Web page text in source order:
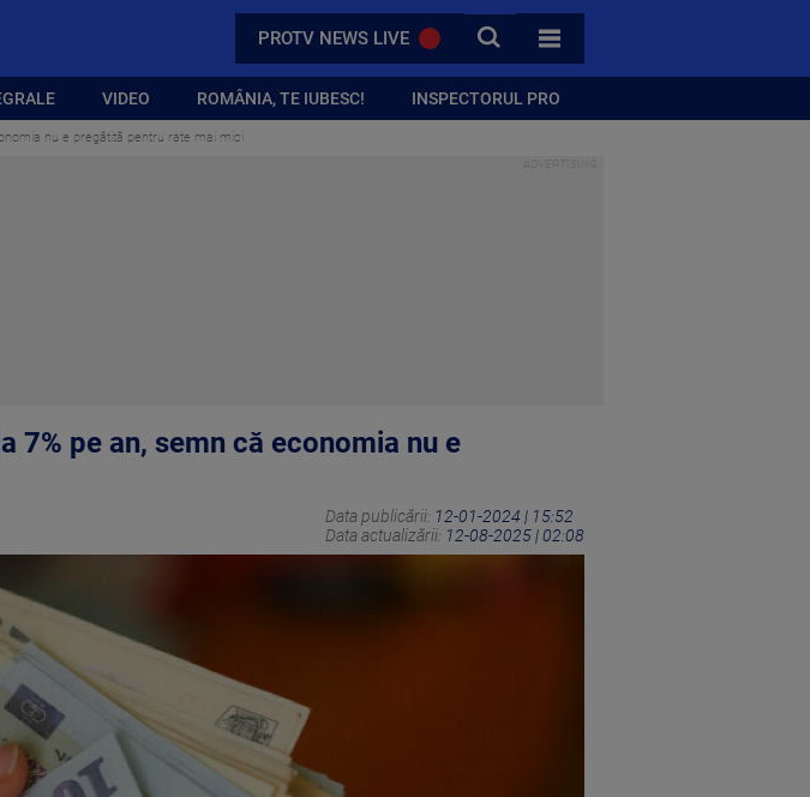
PROTV NEWS LIVE CAUTA
TOATE CATEGORIILE
VIDEO ROMÂNIA, TE IUBESC! INSPECTORUL PRO
nu e pregătită pentru rate mai mici
7% pe an, semn că economia nu e
Data publicării: 12-01-2024 | 15:52
Data actualizării: 12-08-2025 | 02:08